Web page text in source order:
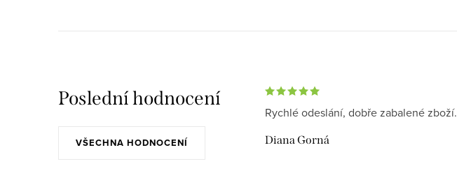
Poslední hodnocení
VŠECHNA HODNOCENÍ
Rychlé odeslání, dobře zabalené zboží.
Diana Gorná